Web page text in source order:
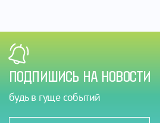
ПОДПИШИСЬ НА НОВОСТИ
будь в гуще событий